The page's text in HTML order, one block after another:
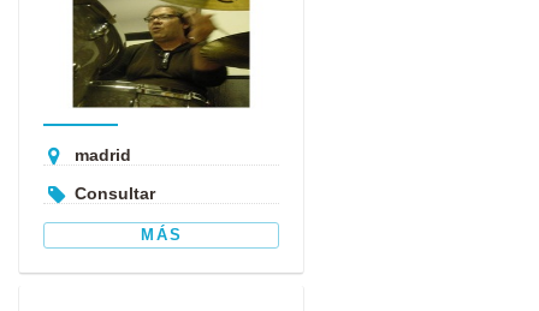
GRABA...
madrid
Consultar
MÁS